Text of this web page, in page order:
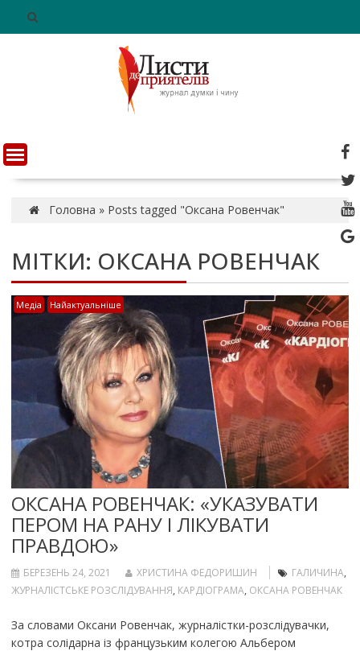
n
t
Головна » Posts tagged "Оксана Ровенчак"
МІТКИ: ОКСАНА РОВЕНЧАК
Медіа Найактуальніше
ОКСАНА РОВЕНЧАК: «УКАЗУВАТИ
ПЕРОМ НА РАНУ І ЛІКУВАТИ
ПРАВДОЮ»
БЕРЕЗЕНЬ 24, 2021 ХРИСТИНА ФЕДОРИШИН ГАЛИЧИНА,
ЖУРНАЛІСТСЬКЕ РОЗСЛІДУВАННЯ, КАРДІОГРАМА, ОКСАНА РОВЕНЧАК
За словами Оксани Ровенчак, журналістки-розслідувачки,
котра солідарна із французьким колегою Альбером